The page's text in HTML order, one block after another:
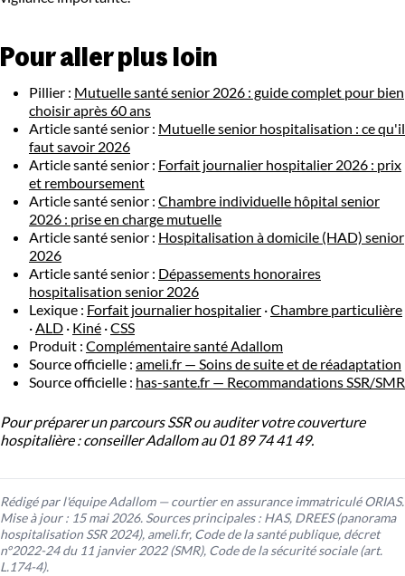
Pour aller plus loin
Pillier : Mutuelle santé senior 2026 : guide complet pour bien
choisir après 60 ans
Article santé senior : Mutuelle senior hospitalisation : ce qu'il
faut savoir 2026
Article santé senior : Forfait journalier hospitalier 2026 : prix
et remboursement
Article santé senior : Chambre individuelle hôpital senior
2026 : prise en charge mutuelle
Article santé senior : Hospitalisation à domicile (HAD) senior
2026
Article santé senior : Dépassements honoraires
hospitalisation senior 2026
Lexique : Forfait journalier hospitalier ·Chambre particulière
·ALD · Kiné ·CSS
Produit : Complémentaire santé Adallom
Source officielle : ameli.fr — Soins de suite et de réadaptation
Source officielle : has-sante.fr — Recommandations SSR/SMR
Pour préparer un parcours SSR ou auditer votre couverture
hospitalière : conseiller Adallom au 01 89 74 41 49.
Rédigé par l'équipe Adallom — courtier en assurance immatriculé ORIAS.
Mise à jour : 15 mai 2026. Sources principales : HAS, DREES (panorama
hospitalisation SSR 2024), ameli.fr, Code de la santé publique, décret
n°2022-24 du 11 janvier 2022 (SMR), Code de la sécurité sociale (art.
L.174-4).